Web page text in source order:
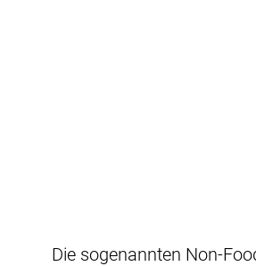
Die sogenannten Non-